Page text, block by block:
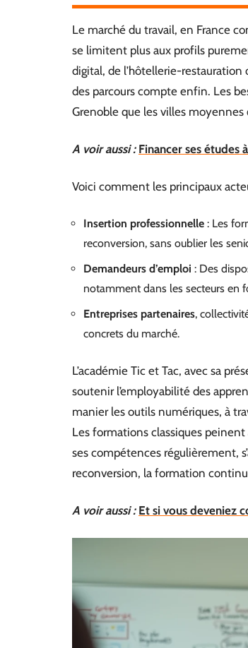
Le marché du travail, en France
se limitent plus aux profils
digital, de l’hôtellerie-
des parcours compte enfin. Les
Grenoble que les villes moyennes
A voir aussi : Financer ses études
Voici comment les principaux
Insertion professionnelle : Les
reconversion, sans oublier les
Demandeurs d’emploi : Des
notamment dans les secteurs en
Entreprises partenaires,
concrets du marché.
L’académie Tic et Tac, avec sa
soutenir l’employabilité des
manier les outils numériques, à
Les formations classiques
ses compétences régulièrement,
reconversion, la formation
A voir aussi : Et si vous deveniez